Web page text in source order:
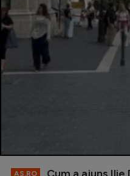
AS.RO